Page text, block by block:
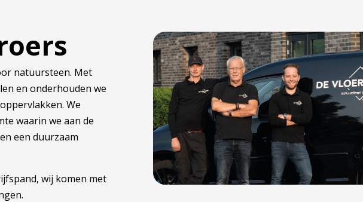
natuursteen. Met
en onderhouden we
We
waarin we aan de
een duurzaam
wij komen met